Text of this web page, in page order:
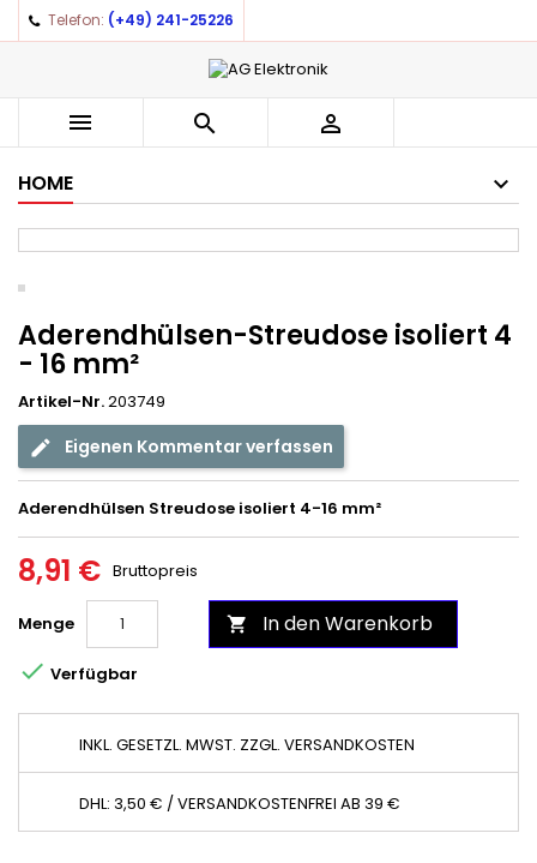
Telefon: (+49) 241-25226
  
HOME
Aderendhülsen-Streudose isoliert 4
- 16 mm²
Artikel-Nr.203749
Eigenen Kommentar verfassen
Aderendhülsen Streudose isoliert 4-16 mm²
8,91 € Bruttopreis
Menge  In den Warenkorb
 Verfügbar
INKL. GESETZL. MWST. ZZGL. VERSANDKOSTEN
DHL: 3,50 € / VERSANDKOSTENFREI AB 39 €
Auf meine Wunschliste ×
add_circle_outlineCreate new list
((title)) ×
((label))
((cancelText)) ((createText))
Anmelden ×
You need to be logged in to save products in your
wishlist.
((cancelText)) ((loginText))